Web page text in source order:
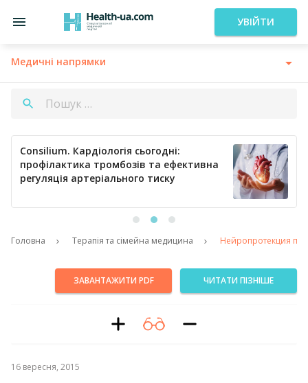
УВІЙТИ
Медичні напрямки
Consilium. Кардіологія сьогодні:
профілактика тромбозів та ефективна
регуляція артеріального тиску
Головна Терапія та сімейна медицина Нейропротекция
ЗАВАНТАЖИТИ PDF ЧИТАТИ ПІЗНІШЕ
16 вересня, 2015